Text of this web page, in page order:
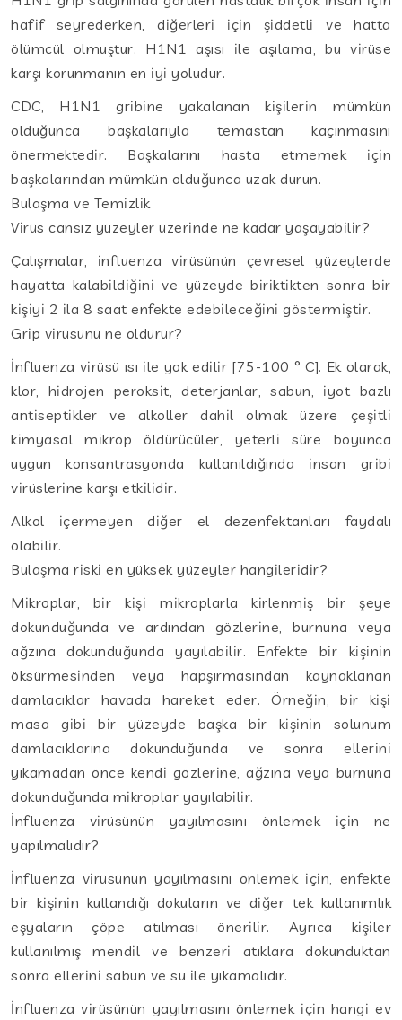
hafif seyrederken, diğerleri için şiddetli ve hatta
ölümcül olmuştur. H1N1 aşısı ile aşılama, bu virüse
karşı korunmanın en iyi yoludur.
CDC, H1N1 gribine yakalanan kişilerin mümkün
olduğunca başkalarıyla temastan kaçınmasını
önermektedir. Başkalarını hasta etmemek için
başkalarından mümkün olduğunca uzak durun.
Bulaşma ve Temizlik
Virüs cansız yüzeyler üzerinde ne kadar yaşayabilir?
Çalışmalar, influenza virüsünün çevresel yüzeylerde
hayatta kalabildiğini ve yüzeyde biriktikten sonra bir
kişiyi 2 ila 8 saat enfekte edebileceğini göstermiştir.
Grip virüsünü ne öldürür?
İnfluenza virüsü ısı ile yok edilir [75-100 ° C]. Ek olarak,
klor, hidrojen peroksit, deterjanlar, sabun, iyot bazlı
antiseptikler ve alkoller dahil olmak üzere çeşitli
kimyasal mikrop öldürücüler, yeterli süre boyunca
uygun konsantrasyonda kullanıldığında insan gribi
virüslerine karşı etkilidir.
Alkol içermeyen diğer el dezenfektanları faydalı
olabilir.
Bulaşma riski en yüksek yüzeyler hangileridir?
Mikroplar, bir kişi mikroplarla kirlenmiş bir şeye
dokunduğunda ve ardından gözlerine, burnuna veya
ağzına dokunduğunda yayılabilir. Enfekte bir kişinin
öksürmesinden veya hapşırmasından kaynaklanan
damlacıklar havada hareket eder. Örneğin, bir kişi
masa gibi bir yüzeyde başka bir kişinin solunum
damlacıklarına dokunduğunda ve sonra ellerini
yıkamadan önce kendi gözlerine, ağzına veya burnuna
dokunduğunda mikroplar yayılabilir.
İnfluenza virüsünün yayılmasını önlemek için ne
yapılmalıdır?
İnfluenza virüsünün yayılmasını önlemek için, enfekte
bir kişinin kullandığı dokuların ve diğer tek kullanımlık
eşyaların çöpe atılması önerilir. Ayrıca kişiler
kullanılmış mendil ve benzeri atıklara dokunduktan
sonra ellerini sabun ve su ile yıkamalıdır.
İnfluenza virüsünün yayılmasını önlemek için hangi ev